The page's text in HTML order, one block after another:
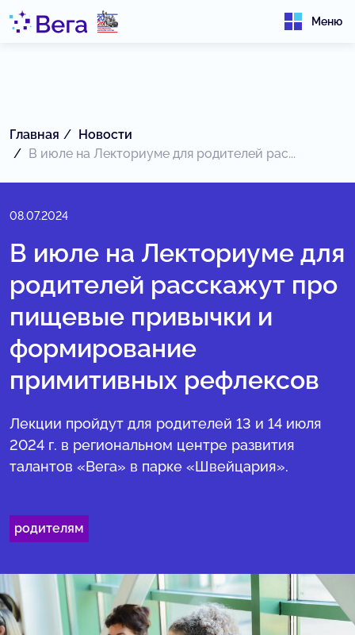
Меню
Главная
Новости
В июле на Лекториуме для родителей рас...
08.07.2024
В июле на Лекториуме для
родителей расскажут про
пищевые привычки и
формирование
примитивных рефлексов
Лекции пройдут для родителей 13 и 14 июля
2024 г. в региональном центре развития
талантов «Вега» в парке «Швейцария».
родителям